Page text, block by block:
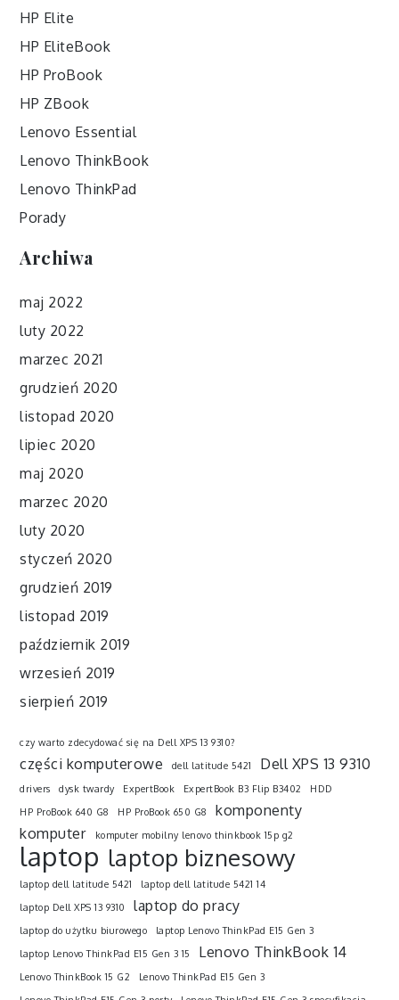
HP Elite
HP EliteBook
HP ProBook
HP ZBook
Lenovo Essential
Lenovo ThinkBook
Lenovo ThinkPad
Porady
Archiwa
maj 2022
luty 2022
marzec 2021
grudzień 2020
listopad 2020
lipiec 2020
maj 2020
marzec 2020
luty 2020
styczeń 2020
grudzień 2019
listopad 2019
październik 2019
wrzesień 2019
sierpień 2019
czy warto zdecydować się na Dell XPS 13 9310?
części komputerowe dell latitude 5421 Dell XPS 13 9310
drivers dysk twardy ExpertBook ExpertBook B3 Flip B3402
HDD
HP ProBook 640 G8
HP ProBook 650 G8
komponenty
komputer
komputer mobilny lenovo thinkbook 15p g2
laptop laptop biznesowy
laptop dell latitude 5421
laptop dell latitude 5421 14
laptop Dell XPS 13 9310
laptop do pracy
laptop do użytku biurowego
laptop Lenovo ThinkPad E15 Gen 3
laptop Lenovo ThinkPad E15 Gen 3 15
Lenovo ThinkBook 14
Lenovo ThinkBook 15 G2
Lenovo ThinkPad E15 Gen 3